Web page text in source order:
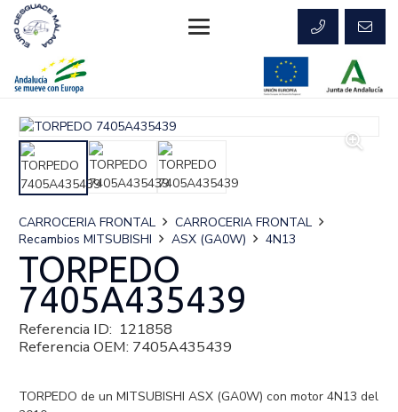
CARROCERIA FRONTAL
CARROCERIA FRONTAL
Recambios MITSUBISHI
ASX (GA0W) 4N13
TORPEDO
7405A435439
Referencia ID: 121858
Referencia OEM: 7405A435439
TORPEDO de un MITSUBISHI ASX (GA0W) con motor 4N13 del